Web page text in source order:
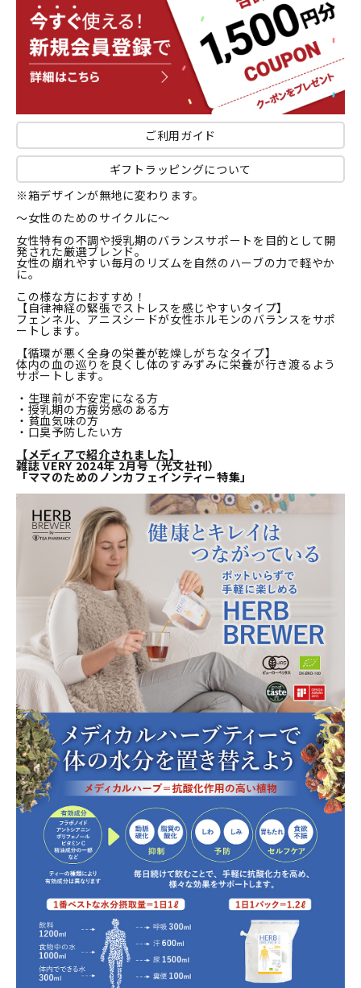
ご利用ガイド
ギフトラッピングについて
※箱デザインが無地に変わります。
～女性のためのサイクルに～
女性特有の不調や授乳期のバランスサポートを目的として開
発された厳選ブレンド。
女性の崩れやすい毎月のリズムを自然のハーブの力で軽やか
に。
この様な方におすすめ！
【自律神経の緊張でストレスを感じやすいタイプ】
フェンネル、アニスシードが女性ホルモンのバランスをサポ
ートします。
【循環が悪く全身の栄養が乾燥しがちなタイプ】
体内の血の巡りを良くし体のすみずみに栄養が行き渡るよう
サポートします。
・生理前が不安定になる方
・授乳期の方疲労感のある方
・貧血気味の方
・口臭予防したい方
【メディアで紹介されました】
雑誌 VERY 2024年 2月号（光文社刊）
「ママのためのノンカフェインティー特集」